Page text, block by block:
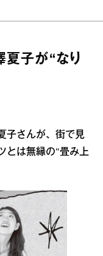
子が“なり
子さんが、街で見
とは無縁の“畳み上